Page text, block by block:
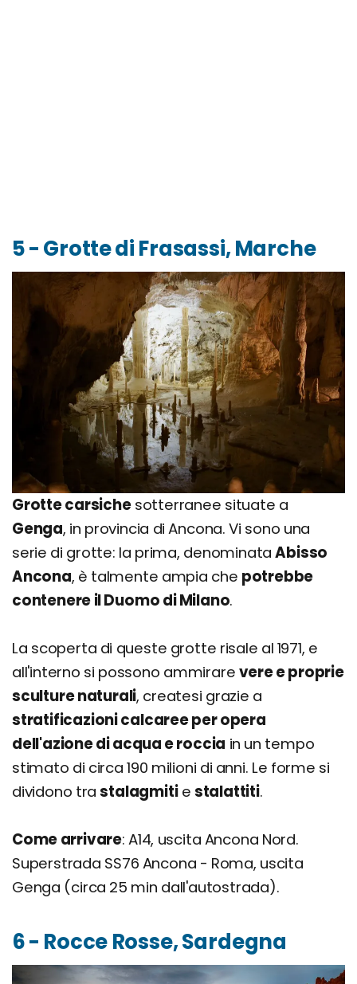
5 - Grotte di Frasassi, Marche
Grotte carsichesotterranee situate a
Genga, in provincia di Ancona. Vi sono una
serie di grotte: la prima, denominataAbisso
Ancona, è talmente ampia che potrebbe
contenere il Duomo di Milano.
La scoperta di queste grotte risale al 1971, e
all'interno si possono ammirare vere e proprie
sculture naturali, createsi grazie a
stratificazioni calcaree per opera
dell'azione di acqua e roccia in un tempo
stimato di circa 190 milioni di anni. Le forme si
dividono trastalagmitie stalattiti.
Come arrivare: A14, uscita Ancona Nord.
Superstrada SS76 Ancona - Roma, uscita
Genga (circa 25 min dall'autostrada).
6 - Rocce Rosse, Sardegna